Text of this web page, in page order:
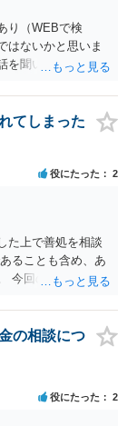
対応が考えられま
り（WEBで検
はないかと思いま
を聞いてくれる
御相談の案件につ
相手にしない方が
現実的には難しい
てしまった
役にたった 2
た上で善処を相談
ることも含め、あ
今回のできごとだ
闘をお祈りいたし
の相談につ
役にたった 2